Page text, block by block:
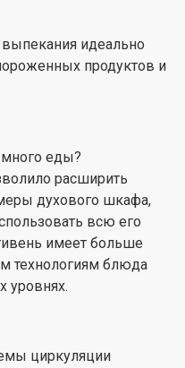
лишних усилий, так
мыть и всегда
в духовке.
идеально
продуктов и
еды?
расширить
духового шкафа,
всю его
имеет больше
технологиям блюда
уровнях.
циркуляции